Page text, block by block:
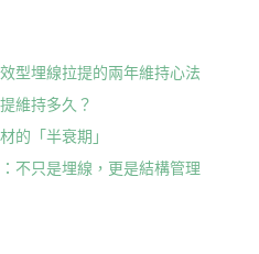
型埋線拉提的兩年維持心法
維持多久？
的「半衰期」
不只是埋線，更是結構管理